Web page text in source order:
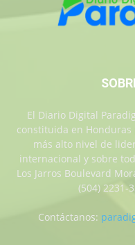
El Diario Digital
constituida en
más alto nivel de
internacional y sobre
Los Jarros Boulevard
(504) 2231-
Contáctanos: